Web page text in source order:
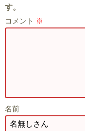
す。
コメント ※
名前